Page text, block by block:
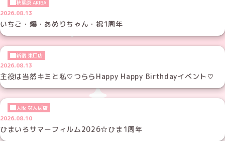
秋葉原 AKIBA
2026.08.13
いちご・爆・あめりちゃん・祝1周年
新宿 東口店
2026.08.13
主役は当然キミと私♡つららHappy Happy Birthdayイベント♡
大阪 なんば店
2026.08.10
ひまいろサマーフィルム2026☆ひま1周年